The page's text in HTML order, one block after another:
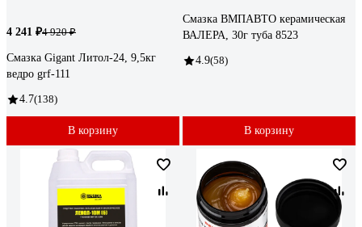
4 241 ₽4 920 ₽
Смазка Gigant Литол-24, 9,5кг
ведро grf-111
4.7(138)
В корзину
Смазка ВМПАВТО керамическая
ВАЛЕРА, 30г туба 8523
4.9(58)
В корзину